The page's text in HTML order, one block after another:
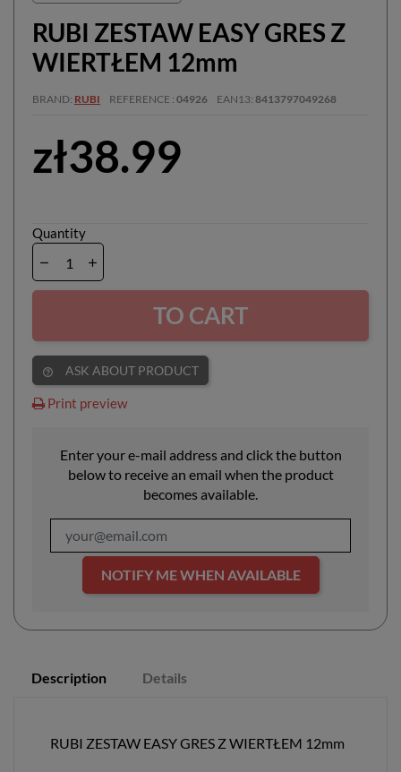
RUBI ZESTAW EASY GRES Z
WIERTŁEM 12mm
BRAND RUBI REFERENCE 04926 EAN13 8413797049268
zł38.99
Quantity
TO CART
help_outline ASK ABOUT PRODUCT
Print preview
Enter your e-mail address and click the button
below to receive an email when the product
becomes available.
NOTIFY ME WHEN AVAILABLE
Description Details
RUBI ZESTAW EASY GRES Z WIERTŁEM 12mm